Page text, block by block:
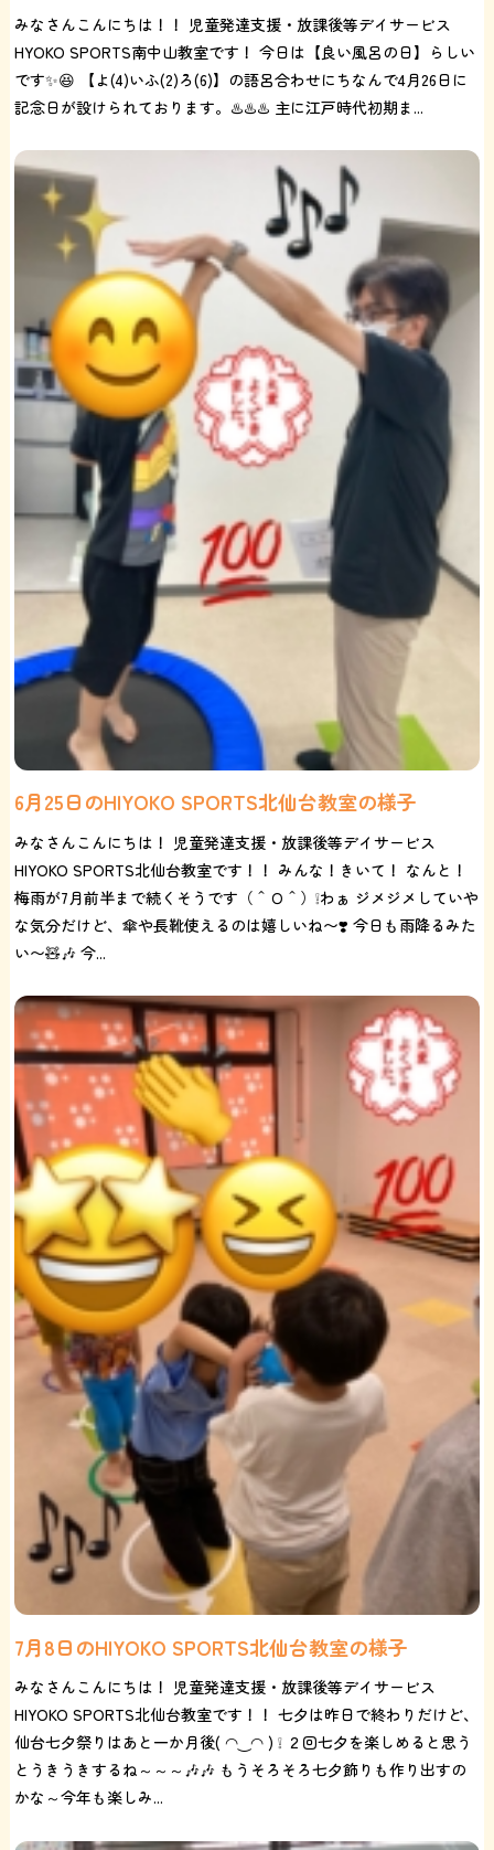
みなさんこんにちは！！ 児童発達支援・放課後等デイサービス
HYOKO SPORTS南中山教室です！ 今日は【良い風呂の日】らしい
です✨😆 【よ(4)いふ(2)ろ(6)】の語呂合わせにちなんで4月26日に
記念日が設けられております。♨️♨️♨️ 主に江戸時代初期ま...
6月25日のHIYOKO SPORTS北仙台教室の様子
みなさんこんにちは！ 児童発達支援・放課後等デイサービス
HIYOKO SPORTS北仙台教室です！！ みんな！きいて！ なんと！
梅雨が7月前半まで続くそうです（＾Ｏ＾）❕わぁ ジメジメしていや
な気分だけど、傘や長靴使えるのは嬉しいね〜❣️ 今日も雨降るみた
い〜🧸🎶 今...
7月8日のHIYOKO SPORTS北仙台教室の様子
みなさんこんにちは！ 児童発達支援・放課後等デイサービス
HIYOKO SPORTS北仙台教室です！！ 七夕は昨日で終わりだけど、
仙台七夕祭りはあと一か月後( ◠‿◠ ) ❕ ２回七夕を楽しめると思う
とうきうきするね～～～🎶🎶 もうそろそろ七夕飾りも作り出すの
かな～今年も楽しみ...